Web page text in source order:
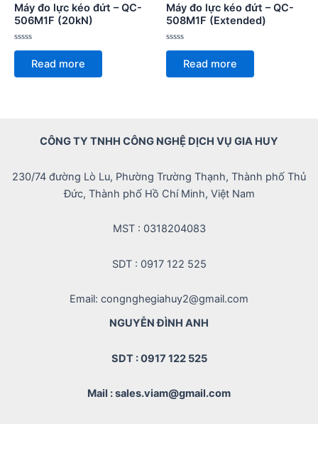
Máy đo lực kéo đứt – QC-
506M1F (20kN)
Rated
of
Read more
Máy đo lực kéo đứt – QC-
508M1F (Extended)
Rated
of
Read more
CÔNG TY TNHH CÔNG NGHỆ DỊCH VỤ GIA HUY
230/74 đường Lò Lu, Phường Trường Thạnh, Thành phố Thủ
Đức, Thành phố Hồ Chí Minh, Việt Nam
MST : 0318204083
SDT : 0917 122 525
Email: congnghegiahuy2@gmail.com
NGUYỄN ĐÌNH ANH
SDT : 0917 122 525
Mail : sales.viam@gmail.com